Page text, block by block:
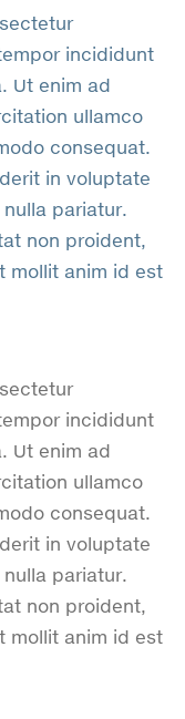
incididunt
Ut enim ad
ullamco
consequat.
in voluptate
pariatur.
non proident,
mollit anim id est
incididunt
Ut enim ad
ullamco
consequat.
in voluptate
pariatur.
non proident,
mollit anim id est